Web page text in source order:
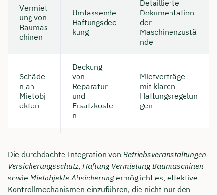
Vermiet
ung von
Baumas
chinen
Umfassende
Haftungsdec
kung
Detaillierte
Dokumentation
der
Maschinenzustä
nde
Schäde
n an
Mietobj
ekten
Deckung
von
Reparatur-
und
Ersatzkoste
n
Mietverträge
mit klaren
Haftungsregelun
gen
Die durchdachte Integration von Betriebsveranstaltungen
Versicherungsschutz, Haftung Vermietung Baumaschinen
sowie Mietobjekte Absicherungermöglicht es, effektive
Kontrollmechanismen einzuführen, die nicht nur den